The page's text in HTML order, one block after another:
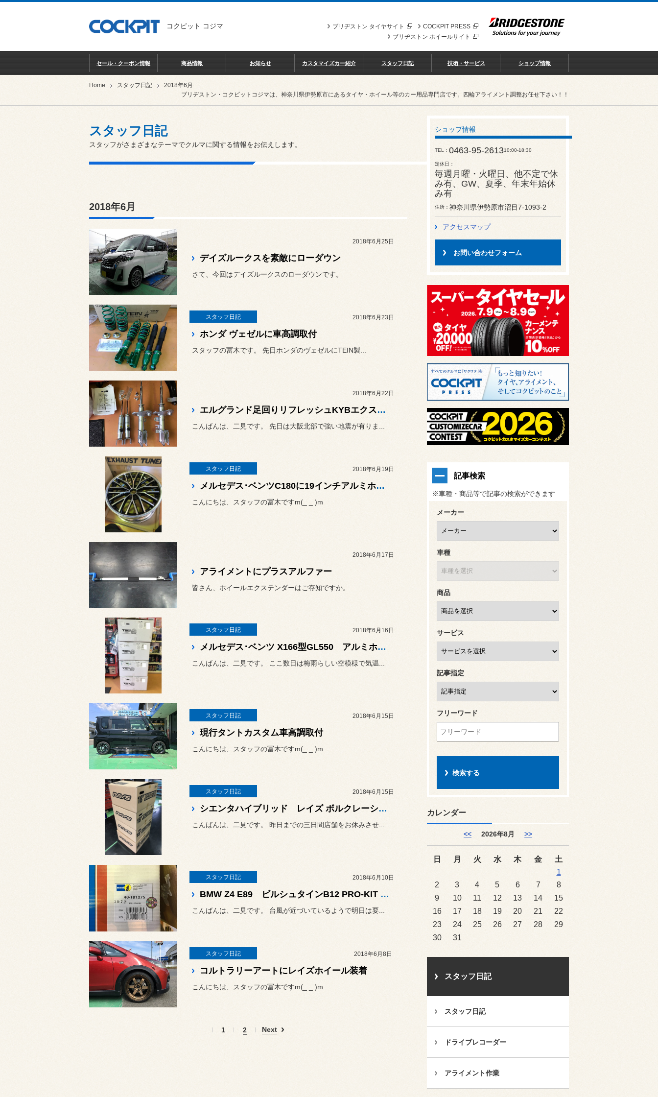
コクピット コジマ COCKPIT PRESS
ブリヂストン タイヤサイト
ブリヂストン ホイールサイト
セール・クーポン情報 商品情報 お知らせ カスタマイズカー紹介 スタッフ日記 技術・サービス ショップ情報
Home スタッフ日記
2018年6月
ブリヂストン・コクピットコジマは、神奈川県伊勢原市にあるタイヤ・ホイール等のカー用品専門店です。四輪アライメント調整お任せ下さい！！
スタッフ日記
スタッフがさまざまなテーマでクルマに関する情報をお伝えします。
2018年6月
2018年6月25日
デイズルークスを素敵にローダウン
さて、今回はデイズルークスのローダウンです。
スタッフ日記 2018年6月23日
ホンダ ヴェゼルに車高調取付
スタッフの冨木です。 先日ホンダのヴェゼルにTEIN製...
2018年6月22日
エルグランド足回りリフレッシュKYBエクステージ レグノGRV
こんばんは、二見です。 先日は大阪北部で強い地震が有りま...
スタッフ日記 2018年6月19日
メルセデス･ベンツC180に19インチアルミホイール取り付け
こんにちは、スタッフの冨木ですm(_ _ )m
2018年6月17日
アライメントにプラスアルファー
皆さん、ホイールエクステンダーはご存知ですか。
スタッフ日記 2018年6月16日
メルセデス･ベンツ X166型GL550 アルミホイール TWS EXlete 118F Exe 装着
こんばんは、二見です。 ここ数日は梅雨らしい空模様で気温...
スタッフ日記 2018年6月15日
現行タントカスタム車高調取付
こんにちは、スタッフの冨木ですm(_ _ )m
スタッフ日記 2018年6月15日
シエンタハイブリッド レイズ ボルクレーシングTE37 SAGA TRD TPMS装着
こんばんは、二見です。 昨日までの三日間店舗をお休みさせ...
スタッフ日記 2018年6月10日
BMW Z4 E89 ビルシュタインB12 PRO-KIT 装着、四輪アライメント
こんばんは、二見です。 台風が近づいているようで明日は要...
スタッフ日記 2018年6月8日
コルトラリーアートにレイズホイール装着
こんにちは、スタッフの冨木ですm(_ _ )m
1 2 Next
ショップ情報
TEL 0463-95-261310:00-18:30
定休日
毎週月曜・火曜日、他不定で休
み有、GW、夏季、年末年始休
み有
住所 神奈川県伊勢原市沼目7-1093-2
アクセスマップ
お問い合わせフォーム
記事検索
※車種・商品等で記事の検索ができます
メーカー
車種
商品
サービス
記事指定
フリーワード
カレンダー
<< 2026年8月 >>
日 月 火 水 木 金
土
1
2
3 4 5 6 7
8
9
10 11 12 13 14
15
16
17 18 19 20 21
22
23
24 25 26 27 28
29
30
31
スタッフ日記
スタッフ日記
ドライブレコーダー
アライメント作業